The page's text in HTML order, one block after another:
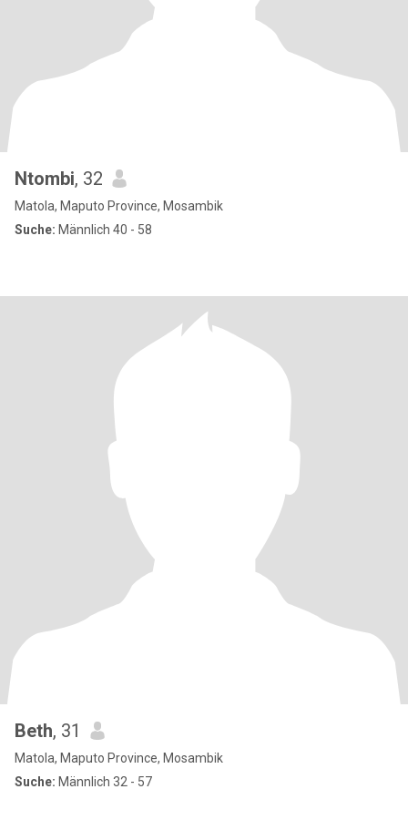
Ntombi, 32
Matola, Maputo Province, Mosambik
Suche: Männlich 40 - 58
Beth, 31
Matola, Maputo Province, Mosambik
Suche: Männlich 32 - 57